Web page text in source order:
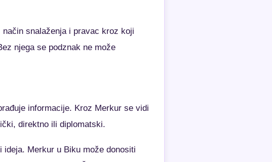
snalaženja i pravac kroz koji
njega se podznak ne može
informacije. Kroz Merkur se vidi
direktno ili diplomatski.
Merkur u Biku može donositi